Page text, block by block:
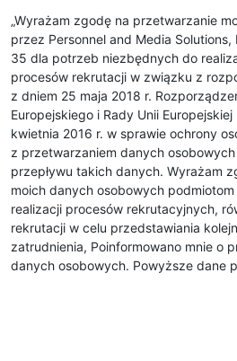
„Wyrażam zgodę na przetwarzanie
przez Personnel and Media
35 dla potrzeb niezbędnych do
procesów rekrutacji w związku z
z dniem 25 maja 2018 r.
Europejskiego i Rady Unii
kwietnia 2016 r. w sprawie ochrony
z przetwarzaniem danych
przepływu takich danych. Wyrażam
moich danych osobowych
realizacji procesów rekrutacyjnych,
rekrutacji w celu przedstawiania
zatrudnienia, Poinformowano mnie o
danych osobowych. Powyższe dane